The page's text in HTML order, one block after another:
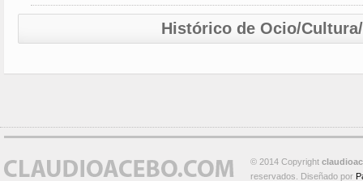
Histórico de Ocio/
© 2014 Copyright
reservados. Diseñado por